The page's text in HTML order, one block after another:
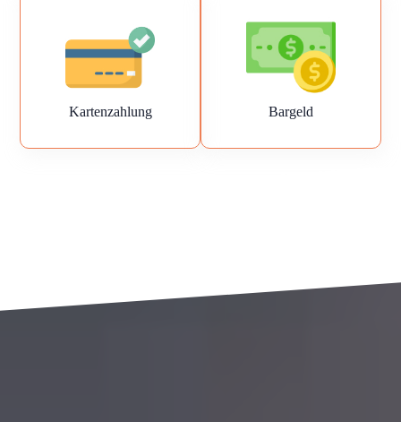
Kartenzahlung Bargeld